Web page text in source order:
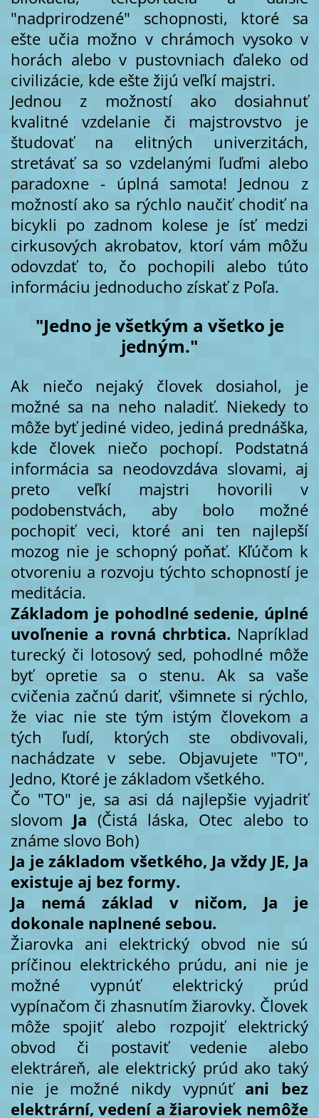
"nadprirodzené" schopnosti, ktoré sa
ešte učia možno v chrámoch vysoko v
horách alebo v pustovniach ďaleko od
civilizácie, kde ešte žijú veľkí majstri.
Jednou z možností ako dosiahnuť
kvalitné vzdelanie či majstrovstvo je
študovať na elitných univerzitách,
stretávať sa so vzdelanými ľuďmi alebo
paradoxne - úplná samota! Jednou z
možností ako sa rýchlo naučiť chodiť na
bicykli po zadnom kolese je ísť medzi
cirkusových akrobatov, ktorí vám môžu
odovzdať to, čo pochopili alebo túto
informáciu jednoducho získať z Poľa.
"Jedno je všetkým a všetko je
jedným."
Ak niečo nejaký človek dosiahol, je
možné sa na neho naladiť. Niekedy to
môže byť jediné video, jediná prednáška,
kde človek niečo pochopí. Podstatná
informácia sa neodovzdáva slovami, aj
preto veľkí majstri hovorili v
podobenstvách, aby bolo možné
pochopiť veci, ktoré ani ten najlepší
mozog nie je schopný poňať. Kľúčom k
otvoreniu a rozvoju týchto schopností je
meditácia.
Základom je pohodlné sedenie, úplné
uvoľnenie a rovná chrbtica. Napríklad
turecký či lotosový sed, pohodlné môže
byť opretie sa o stenu. Ak sa vaše
cvičenia začnú dariť, všimnete si rýchlo,
že viac nie ste tým istým človekom a
tých ľudí, ktorých ste obdivovali,
nachádzate v sebe. Objavujete "TO",
Jedno, Ktoré je základom všetkého.
Čo "TO" je, sa asi dá najlepšie vyjadriť
slovom Ja (Čistá láska, Otec alebo to
známe slovo Boh)
Ja je základom všetkého, Ja vždy JE, Ja
existuje aj bez formy.
Ja nemá základ v ničom, Ja je
dokonale naplnené sebou.
Žiarovka ani elektrický obvod nie sú
príčinou elektrického prúdu, ani nie je
možné vypnúť elektrický prúd
vypínačom či zhasnutím žiarovky. Človek
môže spojiť alebo rozpojiť elektrický
obvod či postaviť vedenie alebo
elektráreň, ale elektrický prúd ako taký
nie je možné nikdy vypnúťani bez
elektrární, vedení a žiaroviek nemôže